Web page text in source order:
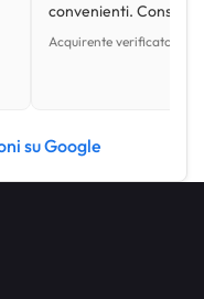
convenienti.
Acquirente verificato •
su Google